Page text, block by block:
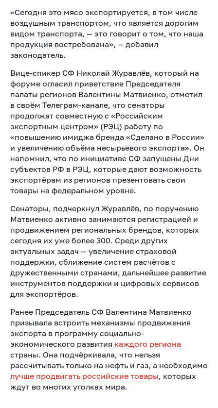
«Сегодня это мясо экспортируется, в том числе
воздушным транспортом, что является дорогим
видом транспорта, — это говорит о том, что наша
продукция востребована», — добавил
законодатель.
Вице-спикер СФ Николай Журавлёв, который на
форуме огласил приветствие Председателя
палаты регионов Валентины Матвиенко, отметил
в своём Телеграм-канале, что сенаторы
продолжат совместную с «Российским
экспортным центром» (РЭЦ) работу по
«повышению имиджа бренда «Сделано в России»
и увеличению объёма несырьевого экспорта». Он
напомнил, что по инициативе СФ запущены Дни
субъектов РФ в РЭЦ, которые дают возможность
экспортёрам из регионов презентовать свои
товары на федеральном уровне.
Сенаторы, подчеркнул Журавлёв, по поручению
Матвиенко активно занимаются регистрацией и
продвижением региональных брендов, которых
сегодня их уже более 300. Среди других
актуальных задач — увеличение страховой
поддержки, сближение систем расчётов с
дружественными странами, дальнейшее развитие
инструментов поддержки и цифровых сервисов
для экспортёров.
Ранее Председатель СФ Валентина Матвиенко
призывала встроить механизмы продвижения
экспорта в программу социально-
экономического развития каждого региона
страны. Она подчёркивала, что нельзя
рассчитывать только на нефть и газ, а необходимо
лучше продвигать российские товары, которых
ждут во многих уголках мира.